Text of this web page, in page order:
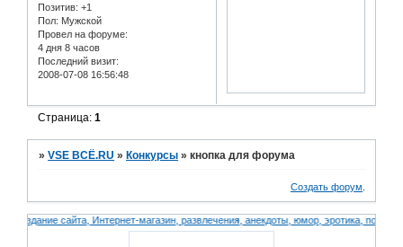
Позитив: +1
Пол: Мужской
Провел на форуме:
4 дня 8 часов
Последний визит:
2008-07-08 16:56:48
Страница:1
»VSE ВСЁ.RU » Конкурсы »кнопка для форума
Создать форум